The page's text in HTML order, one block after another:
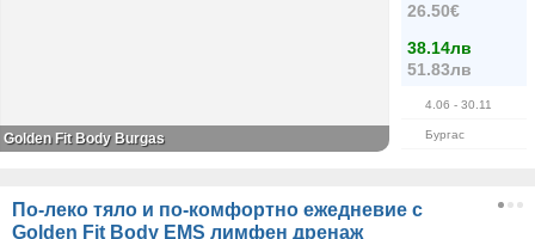
26.50€
38.14лв
51.83лв
4.06 - 30.11
Бургас
Golden Fit Body Burgas
По-леко тяло и по-комфортно ежедневие с
Golden Fit Body EMS лимфен дренаж